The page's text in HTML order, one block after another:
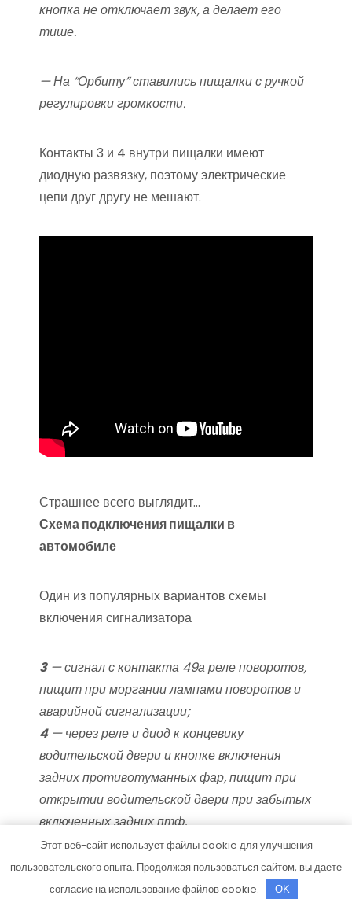
кнопка не отключает звук, а делает его
тише.
— На “Орбиту” ставились пищалки с ручкой
регулировки громкости.
Контакты 3 и 4 внутри пищалки имеют
диодную развязку, поэтому электрические
цепи друг другу не мешают.
Страшнее всего выглядит…
Схема подключения пищалки в
автомобиле
Один из популярных вариантов схемы
включения сигнализатора
3— сигнал с контакта 49а реле поворотов,
пищит при моргании лампами поворотов и
аварийной сигнализации;
4— через реле и диод к концевику
водительской двери и кнопке включения
задних противотуманных фар, пищит при
открытии водительской двери при забытых
включенных задних птф.
Теперь, понимая принцип работы и
включения пищалки, можете присоединять это
Этот веб-сайт использует файлы cookie для улучшения
пользовательского опыта. Продолжая пользоваться сайтом, вы даете
согласие на использование файлов cookie.
OK